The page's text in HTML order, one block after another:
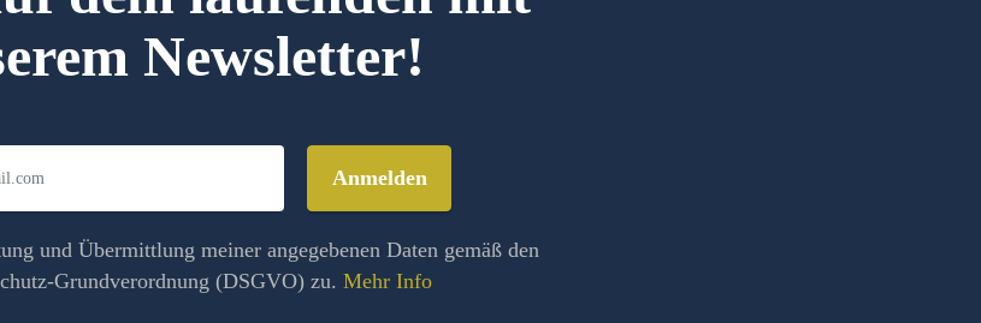
Newsletter!
Anmelden
und Übermittlung meiner angegebenen Daten gemäß den
Grundverordnung (DSGVO) zu.Mehr Info